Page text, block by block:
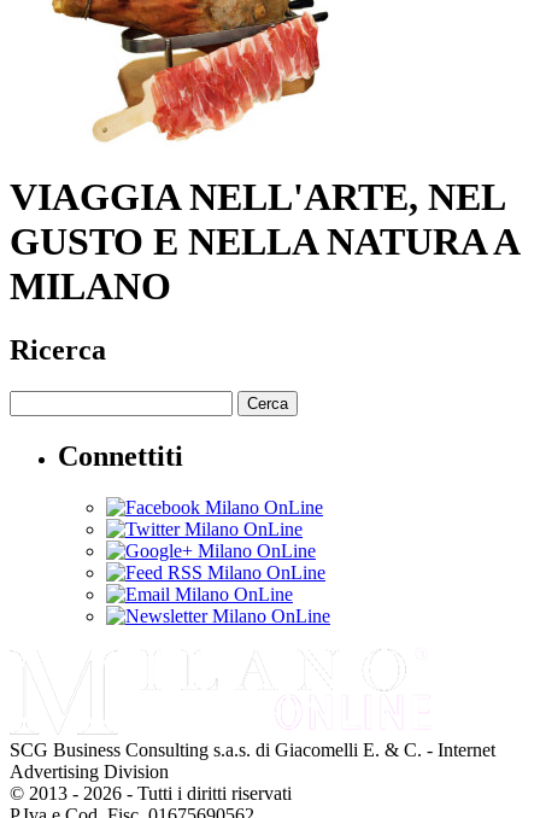
VIAGGIA NELL'ARTE, NEL
GUSTO E NELLA NATURA A
MILANO
Ricerca
Cerca
Connettiti
SCG Business Consulting s.a.s. di Giacomelli E. & C. - Internet
Advertising Division
© 2013 - 2026 - Tutti i diritti riservati